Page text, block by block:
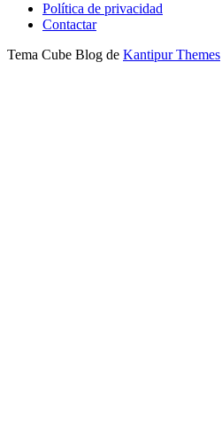
Política de privacidad
Contactar
Tema Cube Blog de Kantipur Themes